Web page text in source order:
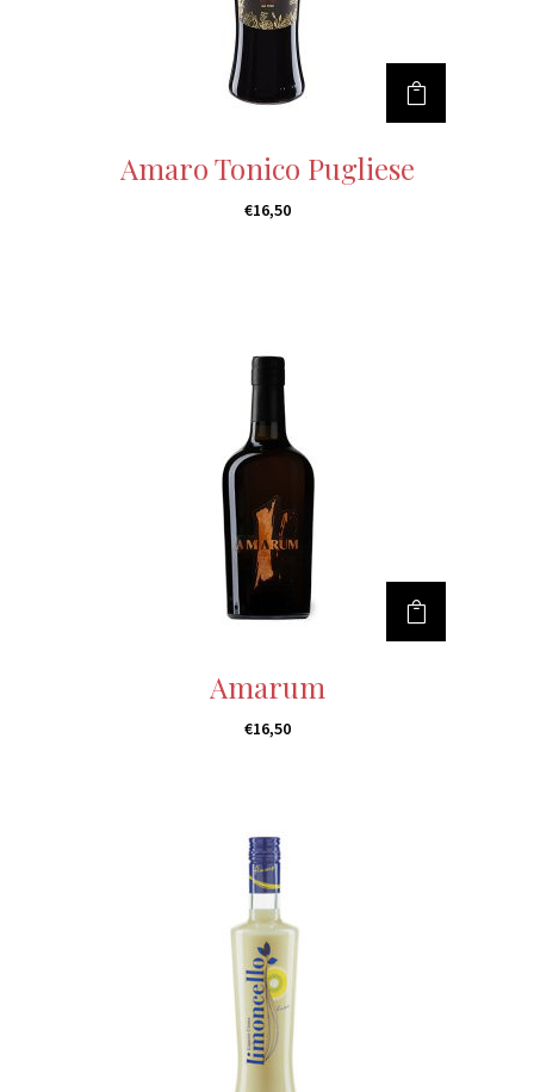
Amaro Tonico Pugliese
€16,50
Amarum
€16,50